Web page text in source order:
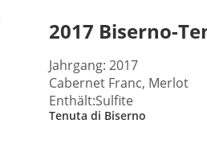
2017 Biserno-
Jahrgang: 2017
Cabernet Franc, Merlot
Enthält:Sulfite
Tenuta di Biserno